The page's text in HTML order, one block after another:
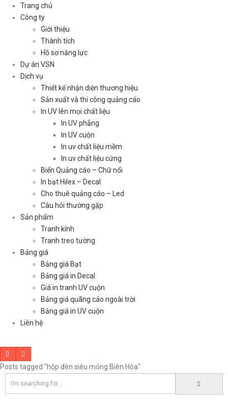
Trang chủ
Công ty
Giới thiệu
Thành tích
Hồ sơ năng lực
Dự án VSN
Dịch vụ
Thiết kế nhận diện thương hiệu
Sản xuất và thi công quảng cáo
In UV lên mọi chất liệu
In UV phẳng
In UV cuộn
In uv chất liệu mềm
In uv chất liệu cứng
Biển Quảng cáo – Chữ nổi
In bạt Hilex – Decal
Cho thuê quảng cáo – Led
Câu hỏi thường gặp
Sản phẩm
Tranh kính
Tranh treo tường
Bảng giá
Bảng giá Bạt
Bảng giá in Decal
Giá in tranh UV cuộn
Bảng giá quãng cáo ngoài trời
Bảng giá in UV cuộn
Liên hệ
Posts tagged "hộp đèn siêu mỏng Biên Hòa"